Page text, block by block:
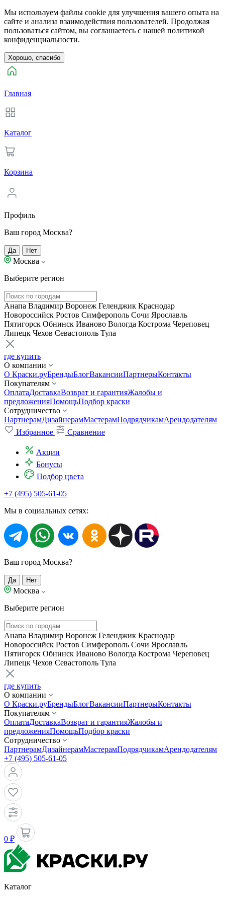
Мы используем файлы cookie для улучшения вашего опыта на
сайте и анализа взаимодействия пользователей. Продолжая
пользоваться сайтом, вы соглашаетесь с нашей политикой
конфиденциальности.
Хорошо, спасибо
Главная
Каталог
Корзина
Профиль
Ваш город Москва?
Да Нет
Москва
Выберите регион
Анапа Владимир Воронеж Геленджик Краснодар
Новороссийск Ростов Симферополь Сочи Ярославль
Пятигорск Обнинск Иваново Вологда Кострома Череповец
Липецк Чехов Севастополь Тула
где купить
О компании
О Краски.руБрендыБлогВакансииПартнерыКонтакты
Покупателям
ОплатаДоставкаВозврат и гарантияЖалобы и
предложенияПомощьПодбор краски
Сотрудничество
ПартнерамДизайнерамМастерамПодрядчикамАрендодателям
Избранное
Сравнение
Акции
Бонусы
Подбор цвета
+7 (495) 505-61-05
Мы в социальных сетях:
Ваш город Москва?
Да Нет
Москва
Выберите регион
Анапа Владимир Воронеж Геленджик Краснодар
Новороссийск Ростов Симферополь Сочи Ярославль
Пятигорск Обнинск Иваново Вологда Кострома Череповец
Липецк Чехов Севастополь Тула
где купить
О компании
О Краски.руБрендыБлогВакансииПартнерыКонтакты
Покупателям
ОплатаДоставкаВозврат и гарантияЖалобы и
предложенияПомощьПодбор краски
Сотрудничество
ПартнерамДизайнерамМастерамПодрядчикамАрендодателям
+7 (495) 505-61-05
0 ₽
Каталог